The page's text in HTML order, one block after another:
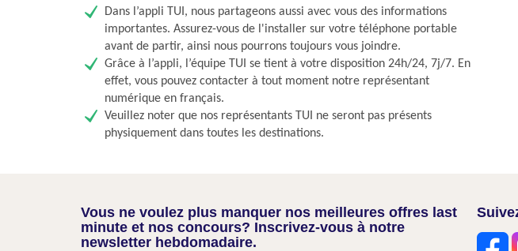
Dans l’appli TUI, nous partageons aussi avec vous des informations
importantes. Assurez-vous de l'installer sur votre téléphone portable
avant de partir, ainsi nous pourrons toujours vous joindre.
Grâce à l’appli, l’équipe TUI se tient à votre disposition 24h/24, 7j/7. En
effet, vous pouvez contacter à tout moment notre représentant
numérique en français.
Veuillez noter que nos représentants TUI ne seront pas présents
physiquement dans toutes les destinations.
Vous ne voulez plus manquer nos meilleures offres last
minute et nos concours? Inscrivez-vous à notre
newsletter hebdomadaire.